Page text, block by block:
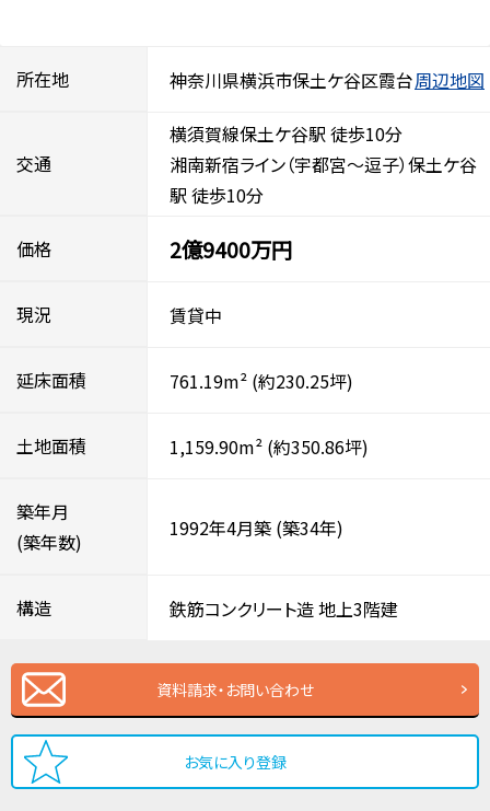
所在地 神奈川県横浜市保土ケ谷区霞台周辺地図
交通
横須賀線保土ケ谷駅 徒歩10分
湘南新宿ライン（宇都宮～逗子）保土ケ谷
駅 徒歩10分
価格 2億9400万円
現況 賃貸中
延床面積 761.19m² (約230.25坪)
土地面積 1,159.90m² (約350.86坪)
築年月
(築年数)
1992年4月築 (築34年)
構造 鉄筋コンクリート造地上3階建
資料請求・お問い合わせ
お気に入り登録